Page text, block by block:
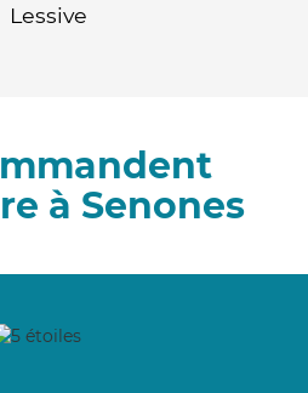
Lessive
à Senones